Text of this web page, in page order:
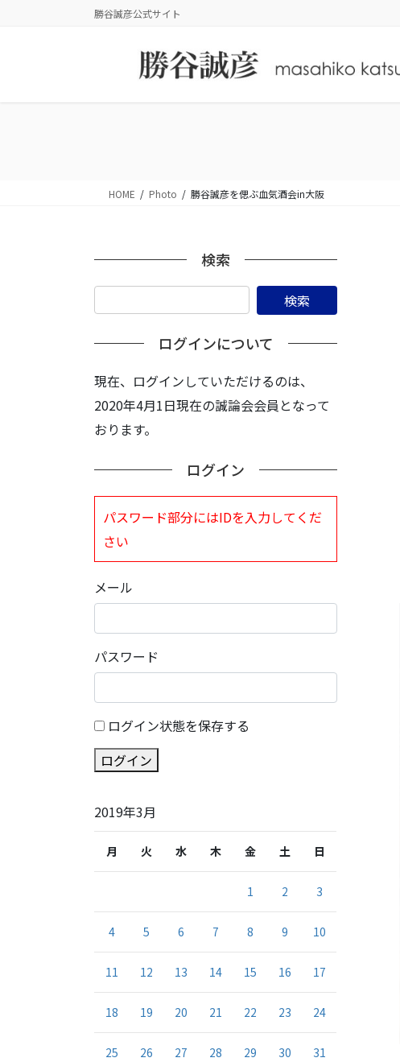
勝谷誠彦公式サイト
HOME Photo 勝谷誠彦を偲ぶ血気酒会in大阪
検索
ログインについて
現在、ログインしていただけるのは、
2020年4月1日現在の誠論会会員となって
おります。
ログイン
パスワード部分にはIDを入力してくだ
さい
メール
パスワード
ログイン状態を保存する
ログイン
2019年3月
月 火 水 木 金 土 日
1 2 3
4 5 6 7 8 9 10
11 12 13 14 15 16 17
18 19 20 21 22 23 24
25 26 27 28 29 30 31